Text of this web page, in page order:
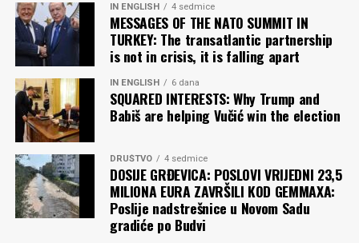
IN ENGLISH 4 sedmice
MESSAGES OF THE NATO SUMMIT IN
TURKEY: The transatlantic partnership
is not in crisis, it is falling apart
IN ENGLISH 6 dana
SQUARED INTERESTS: Why Trump and
Babiš are helping Vučić win the election
DRUŠTVO 4 sedmice
DOSIJE GRĐEVICA: POSLOVI VRIJEDNI 23,5
MILIONA EURA ZAVRŠILI KOD GEMMAXA:
Poslije nadstrešnice u Novom Sadu
gradiće po Budvi